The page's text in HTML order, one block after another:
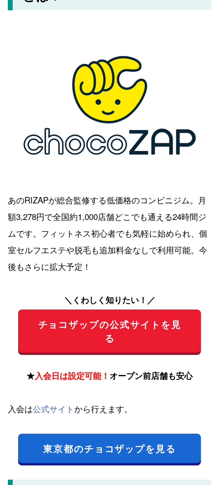
あのRIZAPが総合監修する低価格のコンビニジム。月
額3,278円で全国約1,000店舗どこでも通える24時間ジ
ムです。フィットネス初心者でも気軽に始められ、個
室セルフエステや脱毛も追加料金なしで利用可能。今
後もさらに拡大予定！
＼くわしく知りたい！／
チョコザップの公式サイトを見
る
★入会日は設定可能！ オープン前店舗も安心
入会は公式サイト から行えます。
東京都のチョコザップを見る